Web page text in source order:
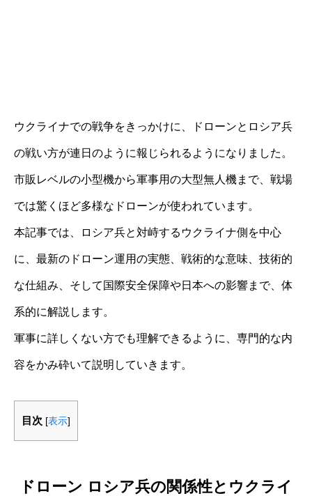
ウクライナでの戦争をきっかけに、ドローンとロシア兵
の戦い方が連日のように報じられるようになりました。
市販レベルの小型機から軍事用の大型無人機まで、戦場
では驚くほど多様なドローンが使われています。
本記事では、ロシア兵と対峙するウクライナ側を中心
に、最新のドローン運用の実態、戦術的な意味、技術的
な仕組み、そして国際安全保障や日本への影響まで、体
系的に解説します。
軍事に詳しくない方でも理解できるように、専門的な内
容をかみ砕いて説明していきます。
目次 [表示]
ドローン ロシア兵の関係性とウクライ